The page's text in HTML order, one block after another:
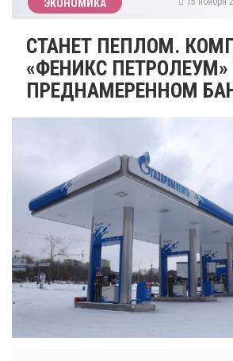
ЭКОНОМИКА
СТАНЕТ ПЕПЛОМ.
«ФЕНИКС
ПРЕДНАМЕРЕННОМ